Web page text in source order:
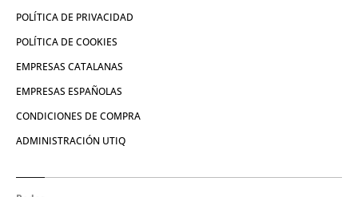
POLÍTICA DE PRIVACIDAD
POLÍTICA DE COOKIES
EMPRESAS CATALANAS
EMPRESAS ESPAÑOLAS
CONDICIONES DE COMPRA
ADMINISTRACIÓN UTIQ